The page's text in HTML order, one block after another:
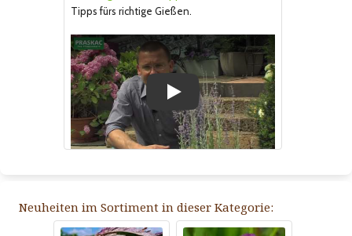
Tipps fürs richtige Gießen.
Neuheiten im Sortiment in dieser Kategorie: